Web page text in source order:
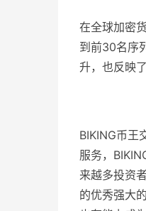
在全球加密
到前30名序
升，也反映
BIKING币王
服务，
来越多投资
的优秀强大